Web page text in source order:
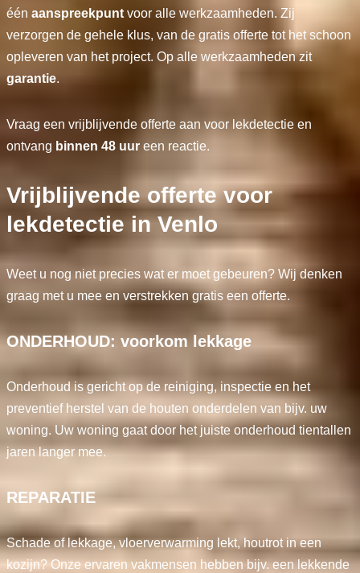
één aanspreekpuntvoor alle werkzaamheden. Zij
verzorgen de gehele klus, van de gratis offerte tot het schoon
opleveren van het project. Op alle werkzaamheden zit
garantie.
Vraag een vrijblijvende offerte aan voor lekdetectie en
ontvang binnen 48 uureen reactie.
Vrijblijvende offerte voor
lekdetectie in Venlo
Weet u nog niet precies wat er moet gebeuren? Wij denken
graag met u mee en verstrekken gratis een offerte.
ONDERHOUD: voorkom lekkage
Onderhoud is gericht op de reiniging, inspectie en het
preventief herstel van de houten onderdelen van bijv. uw
woning. Uw woning gaat door het juiste onderhoud tientallen
jaren langer mee.
REPARATIE
Schade of lekkage, vloerverwarming lekt, houtrot in een
kozijn? Onze ervaren vakmensen hebben bijv. een lekkende